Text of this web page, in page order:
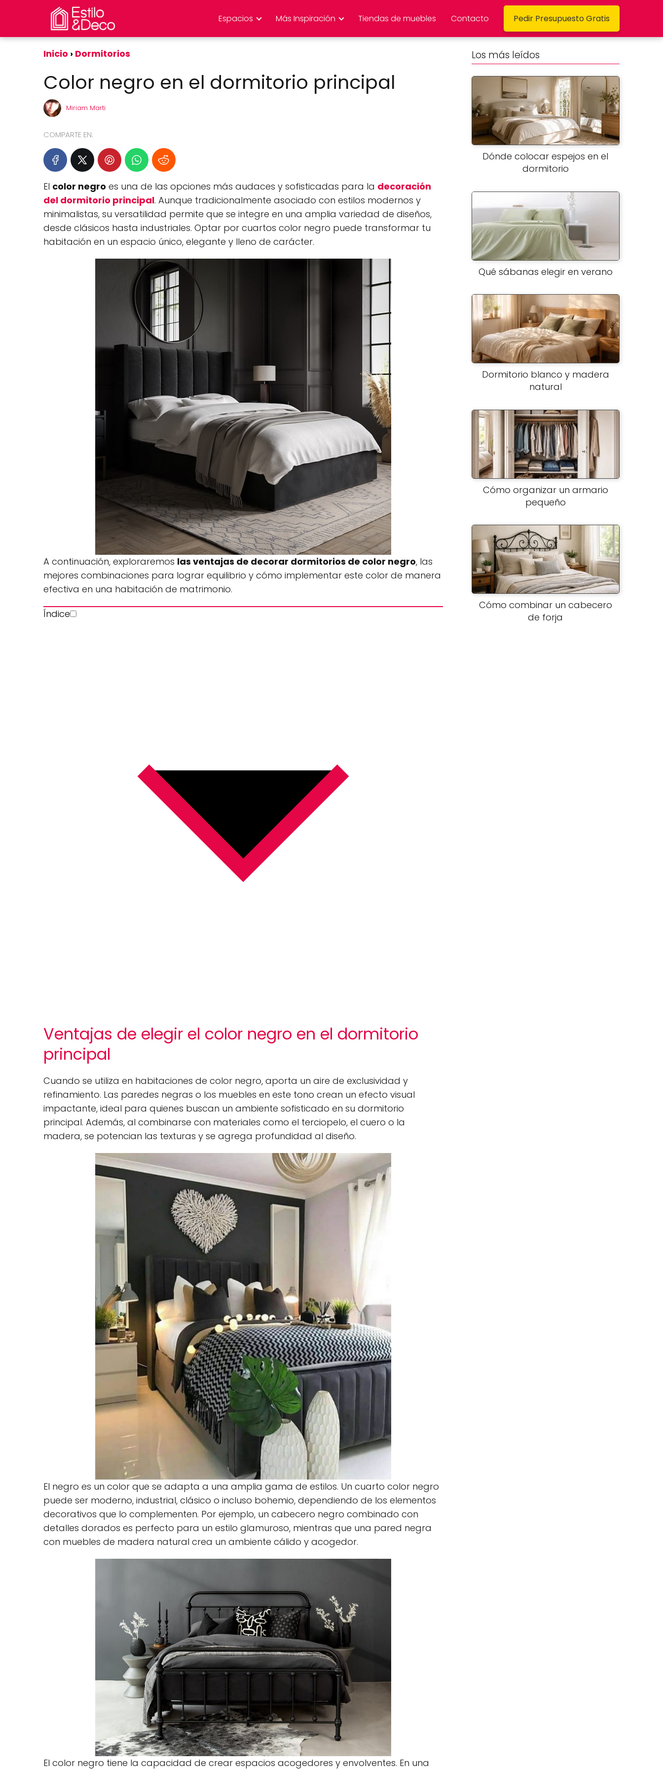
Espacios Más Inspiración Tiendas de muebles Contacto Pedir Presupuesto Gratis
Inicio Dormitorios
Color negro en el dormitorio principal
Miriam Marti
COMPARTE EN:
El color negro es una de las opciones más audaces y sofisticadas para la decoración
del dormitorio principal. Aunque tradicionalmente asociado con estilos modernos y
minimalistas, su versatilidad permite que se integre en una amplia variedad de diseños,
desde clásicos hasta industriales. Optar por cuartos color negro puede transformar tu
habitación en un espacio único, elegante y lleno de carácter.
A continuación, exploraremos las ventajas de decorar dormitorios de color negro, las
mejores combinaciones para lograr equilibrio y cómo implementar este color de manera
efectiva en una habitación de matrimonio.
Índice
Ventajas de elegir el color negro en el dormitorio
principal
Cuando se utiliza en habitaciones de color negro, aporta un aire de exclusividad y
refinamiento. Las paredes negras o los muebles en este tono crean un efecto visual
impactante, ideal para quienes buscan un ambiente sofisticado en su dormitorio
principal. Además, al combinarse con materiales como el terciopelo, el cuero o la
madera, se potencian las texturas y se agrega profundidad al diseño.
El negro es un color que se adapta a una amplia gama de estilos. Un cuarto color negro
puede ser moderno, industrial, clásico o incluso bohemio, dependiendo de los elementos
decorativos que lo complementen. Por ejemplo, un cabecero negro combinado con
detalles dorados es perfecto para un estilo glamuroso, mientras que una pared negra
con muebles de madera natural crea un ambiente cálido y acogedor.
El color negro tiene la capacidad de crear espacios acogedores y envolventes. En una
Los más leídos
Dónde colocar espejos en el
dormitorio
Qué sábanas elegir en verano
Dormitorio blanco y madera
natural
Cómo organizar un armario
pequeño
Cómo combinar un cabecero
de forja